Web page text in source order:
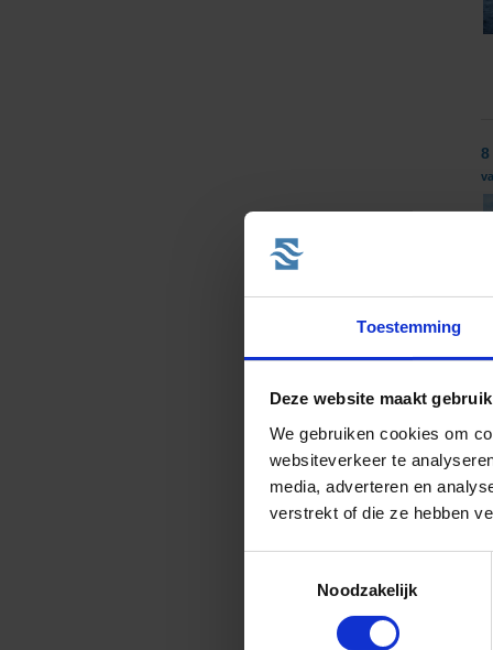
Toestemming
Deze website maakt
We gebruiken cookies om
websiteverkeer te
media, adverteren en
verstrekt of die ze hebben
Noodzakelijk
8
8